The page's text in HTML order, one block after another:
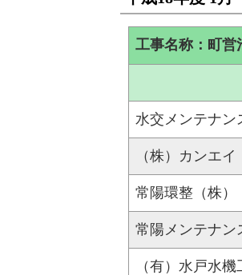
工事名称：町営
水交メンテナン
（株）カンエイ
常陽環整（株）
常陽メンテナン
（有）水戸水機